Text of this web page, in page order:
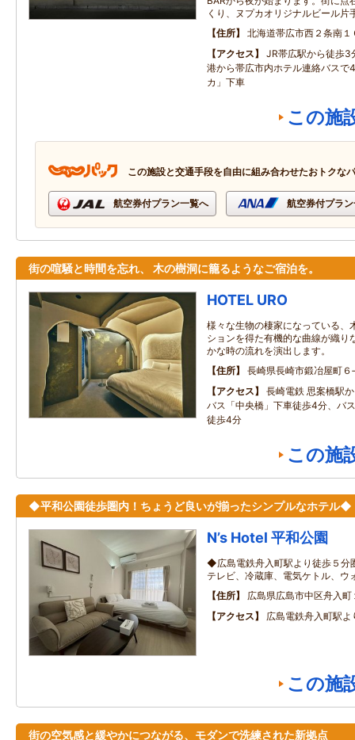
くり、ヌプカオリジナルビール片
住所
北海道帯広市西２条南
アクセス
JR帯広駅から徒歩3
港から帯広市内ホテル連絡バスで
カ」下車
この施
この施設と交通手段を自由に組み合わせたおトクな
航空券付プラン一覧へ 航空券付プラ
街の喧騒と時間を忘れ、 木の樹洞に籠るようなご宿泊を。
HOTEL URO
様々な生物の棲家になっている、
ションを得た有機的な曲線が織り
かな時の流れを演出します。
住所
長崎県長崎市鍛冶屋町６
アクセス
長崎電鉄 思案橋駅
バス「中央橋」下車徒歩4分、バ
徒歩4分
この施
◆平和公園徒歩圏内！ちょうど良いが揃ったシンプルなホテル◆
N’s Hotel 平和公園
◆広島電鉄舟入町駅より徒歩５
テレビ、冷蔵庫、電気ケトル、ウ
住所
広島県広島市中区舟入町
アクセス
広島電鉄舟入町駅
この施
街の空気感と緩やかにつながる、モダンで洗練された新拠点